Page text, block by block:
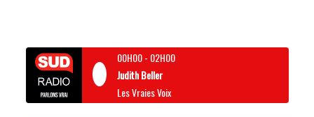
00H00- 02H00
Judith Beller
Les Vraies Voix